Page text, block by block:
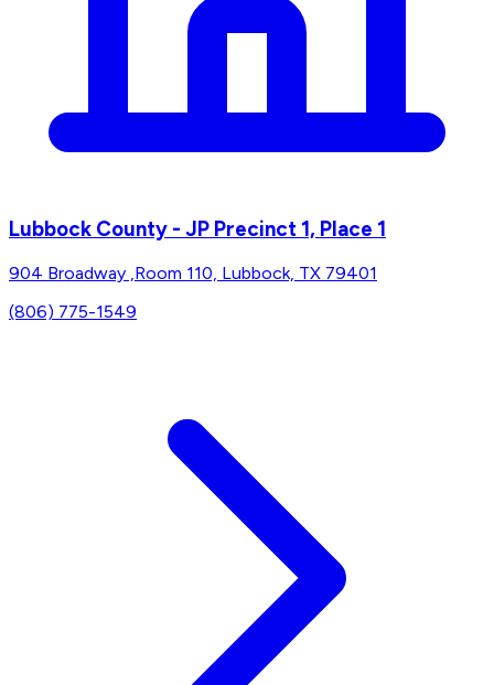
Lubbock County - JP Precinct 1, Place 1
904 Broadway ,Room 110, Lubbock, TX 79401
(806) 775-1549